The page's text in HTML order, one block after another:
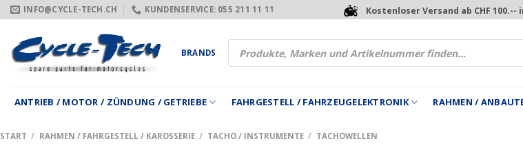
Zum
Inhalt
springen
INFO@CYCLE-TECH.CH KUNDENSERVICE: 055 211 11 11 Kostenloser Versand ab CHF 100.--
BRANDS
Products
search
ANTRIEB / MOTOR / ZÜNDUNG / GETRIEBE FAHRGESTELL / FAHRZEUGELEKTRONIK RAHMEN /
START / RAHMEN / FAHRGESTELL / KAROSSERIE / TACHO / INSTRUMENTE / TACHOWELLEN